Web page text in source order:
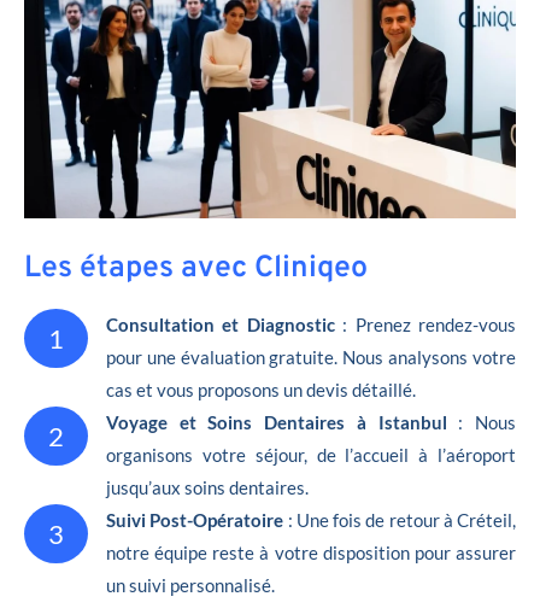
Les étapes avec Cliniqeo
1 Consultation et Diagnostic: Prenez rendez-vous
pour une évaluation gratuite. Nous analysons votre
cas et vous proposons un devis détaillé.
2 Voyage et Soins Dentaires à Istanbul : Nous
organisons votre séjour, de l’accueil à l’aéroport
jusqu’aux soins dentaires.
3 Suivi Post-Opératoire : Une fois de retour à Créteil,
notre équipe reste à votre disposition pour assurer
un suivi personnalisé.